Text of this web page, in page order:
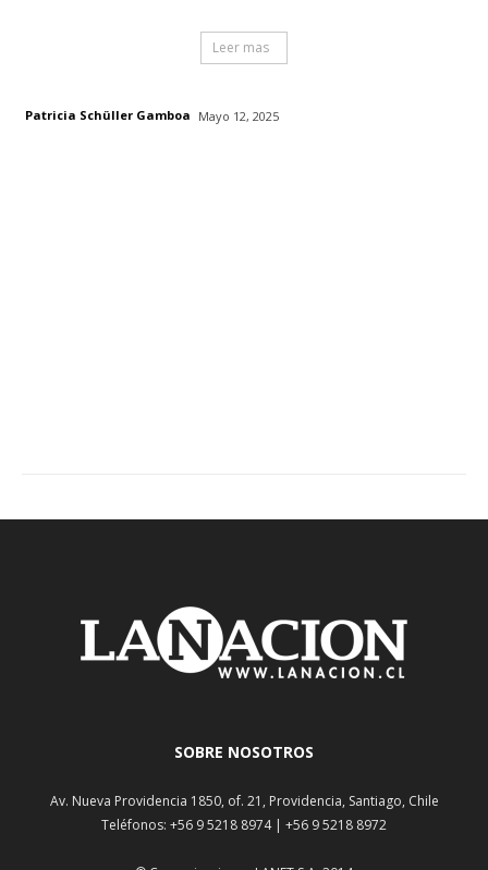
Leer mas
Patricia Schüller Gamboa Mayo 12, 2025
SOBRE NOSOTROS
Av. Nueva Providencia 1850, of. 21, Providencia, Santiago, Chile
Teléfonos: +56 9 5218 8974 | +56 9 5218 8972